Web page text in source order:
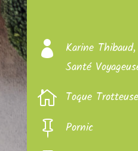

Karine
Santé
 Toque Trotteuse
 Pornic